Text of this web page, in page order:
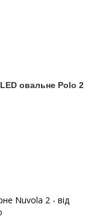
овальне Polo 2